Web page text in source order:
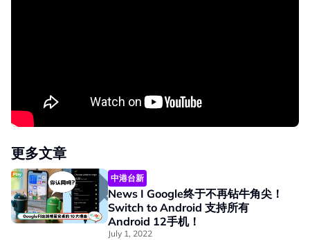
更多文章
中港台新
News I Google终于不再钻牛角尖！
Switch to Android 支持所有
Android 12手机！
July 1, 2022